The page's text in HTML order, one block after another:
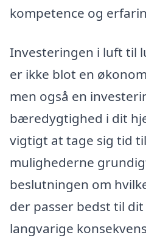
kompetence og
Investeringen i luft til
er ikke blot en
men også en
bæredygtighed i dit
vigtigt at tage sig tid
mulighederne
beslutningen om
der passer bedst til
langvarige